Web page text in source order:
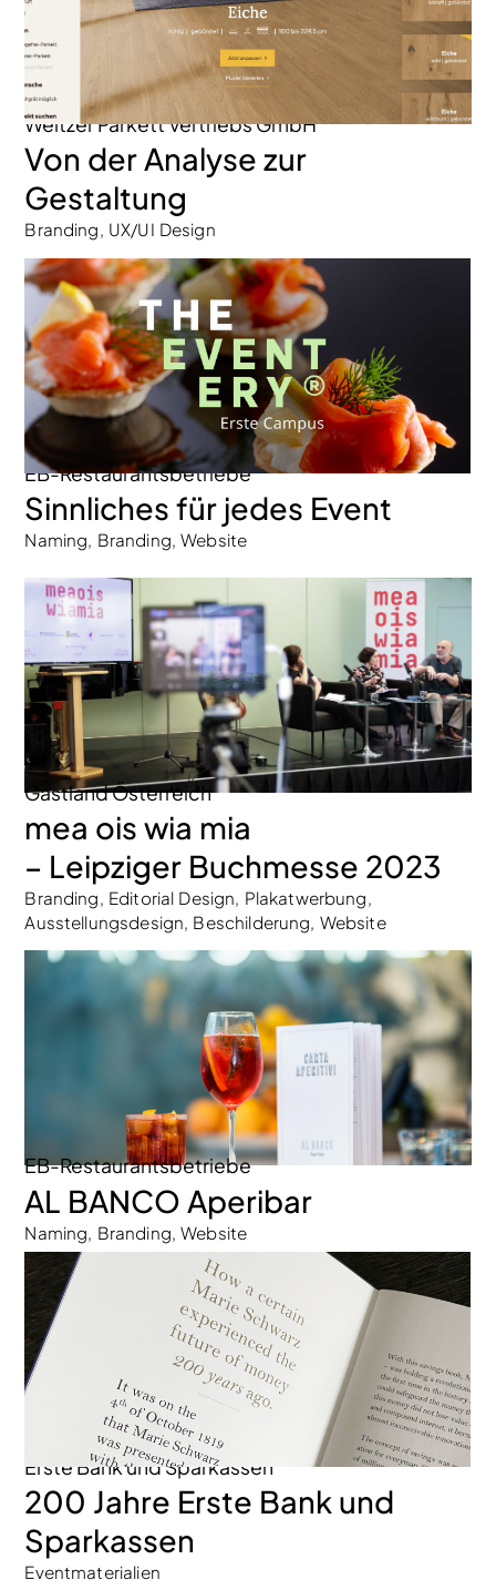
Weitzer Parkett Vertriebs GmbH
Von der Analyse zur
Gestaltung
Branding, UX/UI Design
EB-Restaurantsbetriebe
Sinnliches für jedes Event
Naming, Branding, Website
Gastland Österreich
mea ois wia mia
– Leipziger Buchmesse 2023
Branding, Editorial Design, Plakatwerbung,
Ausstellungsdesign, Beschilderung, Website
EB-Restaurantsbetriebe
AL BANCO Aperibar
Naming, Branding, Website
Erste Bank und Sparkassen
200 Jahre Erste Bank und
Sparkassen
Eventmaterialien